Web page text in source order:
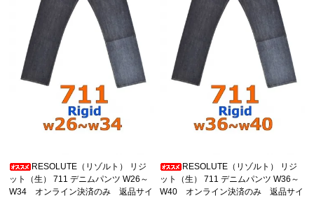
RESOLUTE（リゾルト） リジ
ット（生） 711 デニムパンツ W26～
W34 オンライン決済のみ 返品サイ
RESOLUTE（リゾルト） リジ
ット（生） 711 デニムパンツ W36～
W40 オンライン決済のみ 返品サイ